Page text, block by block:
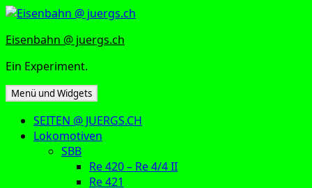
Zum
springen
Eisenbahn @ juergs.ch
Ein Experiment.
Menü und Widgets
SEITEN @ JUERGS.CH
Lokomotiven
SBB
Re 420 – Re 4/4 II
Re 421